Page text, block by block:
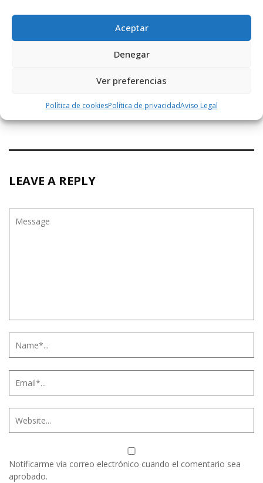
Aceptar
Denegar
Ver preferencias
Política de cookiesPolítica de privacidadAviso Legal
un ...
Camprovín pide que se modifiquen las tarifas
LEAVE A REPLY
Notificarme vía correo electrónico cuando el comentario sea
aprobado.